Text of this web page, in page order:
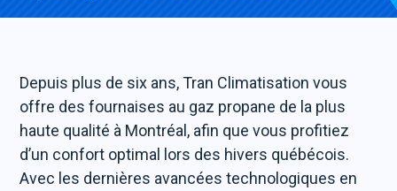
Depuis plus de six ans, Tran Climatisation vous
offre des fournaises au gaz propane de la plus
haute qualité à Montréal, afin que vous profitiez
d’un confort optimal lors des hivers québécois.
Avec les dernières avancées technologiques en